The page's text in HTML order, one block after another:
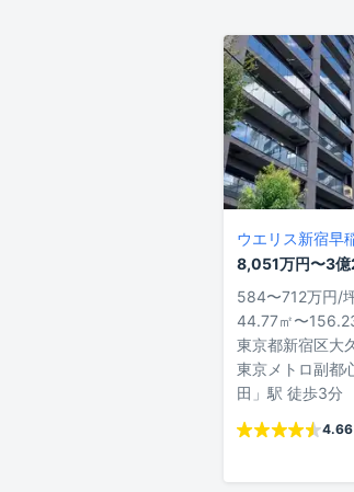
ウエリス新宿早
8,051万円〜3
584〜712万円/
44.77㎡〜
東京都新宿区大
東京メトロ副都
田」駅 徒歩3分
4.66